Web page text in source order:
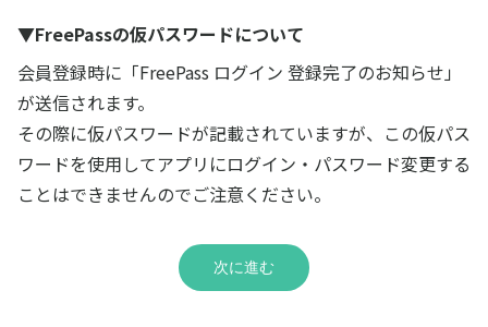
▼FreePassの仮パスワードについて
会員登録時に「FreePass ログイン 登録完了のお知らせ」
が送信されます。
その際に仮パスワードが記載されていますが、この仮パス
ワードを使用してアプリにログイン・パスワード変更する
ことはできませんのでご注意ください。
次に進む